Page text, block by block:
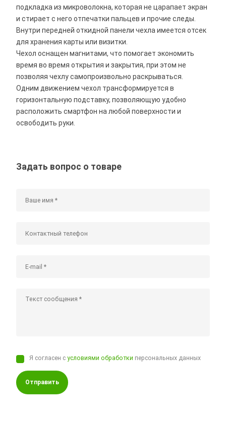
подкладка из микроволокна, которая не царапает экран
и стирает с него отпечатки пальцев и прочие следы.
Внутри передней откидной панели чехла имеется отсек
для хранения карты или визитки.
Чехол оснащен магнитами, что помогает экономить
время во время открытия и закрытия, при этом не
позволяя чехлу самопроизвольно раскрываться.
Одним движением чехол трансформируется в
горизонтальную подставку, позволяющую удобно
расположить смартфон на любой поверхности и
освободить руки.
Задать вопрос о товаре
Я согласен сусловиями обработки персональных данных
Отправить